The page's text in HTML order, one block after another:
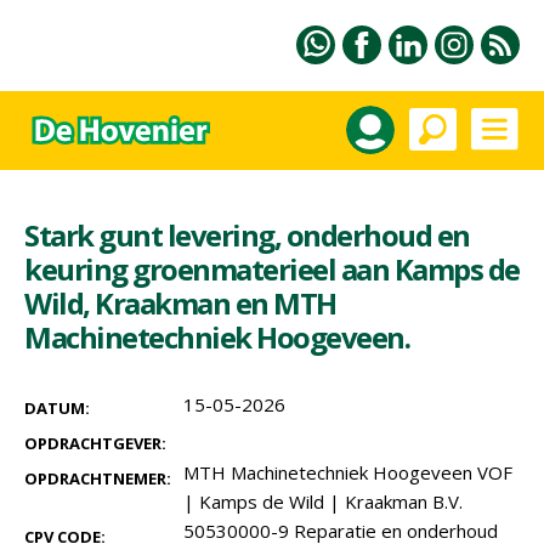
Stark gunt levering, onderhoud en
keuring groenmaterieel aan Kamps de
Wild, Kraakman en MTH
Machinetechniek Hoogeveen.
DATUM: 15-05-2026
OPDRACHTGEVER:
OPDRACHTNEMER:
MTH Machinetechniek Hoogeveen VOF
| Kamps de Wild | Kraakman B.V.
CPV CODE: 50530000-9 Reparatie en onderhoud